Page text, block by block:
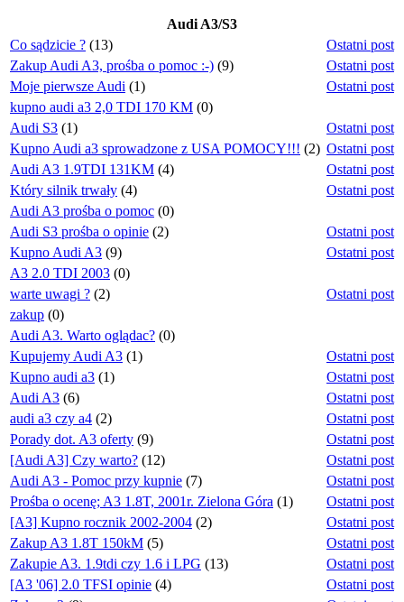
Audi A3/S3
Ostatni post
Co sądzicie ? (13)
Ostatni post
Zakup Audi A3, prośba o pomoc :-) (9)
Ostatni post
Moje pierwsze Audi (1)
kupno audi a3 2,0 TDI 170 KM (0)
Ostatni post
Audi S3 (1)
Ostatni post
Kupno Audi a3 sprowadzone z USA POMOCY!!! (2)
Ostatni post
Audi A3 1.9TDI 131KM (4)
Ostatni post
Który silnik trwały (4)
Audi A3 prośba o pomoc (0)
Ostatni post
Audi S3 prośba o opinie (2)
Ostatni post
Kupno Audi A3 (9)
A3 2.0 TDI 2003 (0)
Ostatni post
warte uwagi ? (2)
zakup (0)
Audi A3. Warto oglądac? (0)
Ostatni post
Kupujemy Audi A3 (1)
Ostatni post
Kupno audi a3 (1)
Ostatni post
Audi A3 (6)
Ostatni post
audi a3 czy a4 (2)
Ostatni post
Porady dot. A3 oferty (9)
Ostatni post
[Audi A3] Czy warto? (12)
Ostatni post
Audi A3 - Pomoc przy kupnie (7)
Ostatni post
Prośba o ocenę; A3 1.8T, 2001r. Zielona Góra (1)
Ostatni post
[A3] Kupno rocznik 2002-2004 (2)
Ostatni post
Zakup A3 1.8T 150kM (5)
Ostatni post
Zakupie A3. 1.9tdi czy 1.6 i LPG (13)
Ostatni post
[A3 '06] 2.0 TFSI opinie (4)